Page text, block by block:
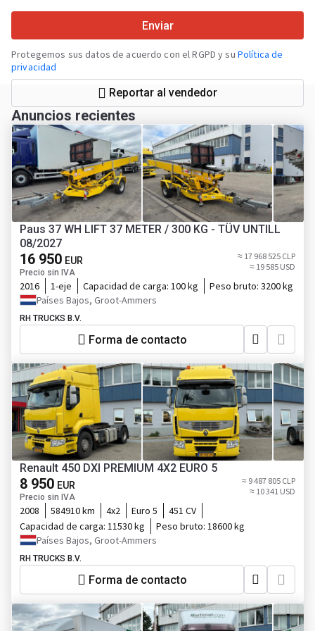
Enviar
Protegemos sus datos de acuerdo con el RGPD y su Política de
privacidad
Reportar al vendedor
Anuncios recientes
Paus 37 WH LIFT 37 METER / 300 KG - TÜV UNTILL
08/2027
16 950 EUR
Precio sin IVA
≈ 17 968 525 CLP
≈ 19 585 USD
2016 1-eje Capacidad de carga: 100 kg Peso bruto: 3200 kg
Países Bajos, Groot-Ammers
RH TRUCKS B.V.
Forma de contacto
Renault 450 DXI PREMIUM 4X2 EURO 5
8 950 EUR
Precio sin IVA
≈ 9 487 805 CLP
≈ 10 341 USD
2008 584910 km 4x2 Euro 5
451 CV
Capacidad de carga: 11530 kg Peso bruto: 18600 kg
Países Bajos, Groot-Ammers
RH TRUCKS B.V.
Forma de contacto